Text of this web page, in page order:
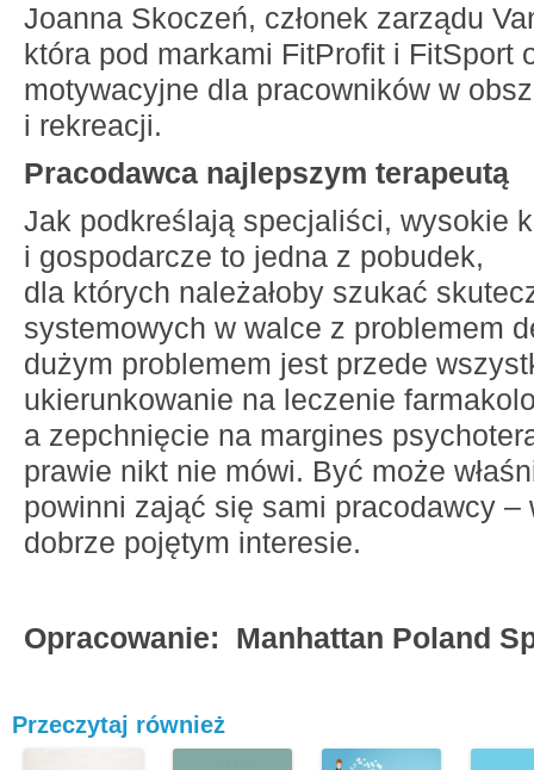
Joanna Skoczeń, członek zarządu
która pod markami FitProfit i FitSport
motywacyjne dla pracowników w
i rekreacji.
Pracodawca najlepszym terapeutą
Jak podkreślają specjaliści, wysokie
i gospodarcze to jedna z pobudek,
dla których należałoby szukać
systemowych w walce z problemem
dużym problemem jest przede
ukierunkowanie na leczenie
a zepchnięcie na margines
prawie nikt nie mówi. Być może
powinni zająć się sami pracodawcy –
dobrze pojętym interesie.
Opracowanie: Manhattan Poland
Przeczytaj również